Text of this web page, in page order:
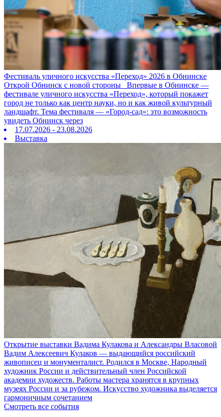
Фестиваль уличного искусства «Переход» 2026 в Обнинске
Открой Обнинск с новой стороны Впервые в Обнинске —
фестивале уличного искусства «Переход», который покажет
город не только как центр науки, но и как живой культурный
ландшафт. Тема фестиваля — «Город‑сад»: это возможность
увидеть Обнинск через
17.07.2026 - 23.08.2026
Выставка
Открытие выставки Вадима Кулакова и Александры Власовой
Вадим Алексеевич Кулаков — выдающийся российский
живописец и монументалист. Родился в Москве, Народный
художник России и действительный член Российской
академии художеств. Работы мастера хранятся в крупных
музеях России и за рубежом. Искусство художника выделяется
гармоничным сочетанием
Смотреть все события